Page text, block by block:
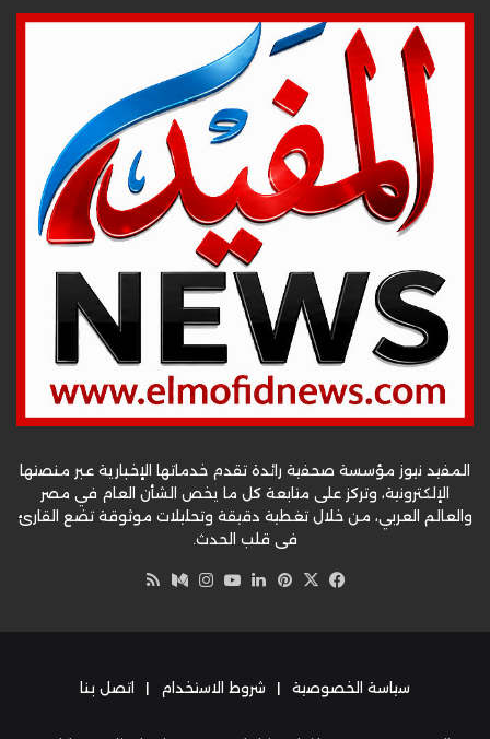
المفيد نيوز مؤسسة صحفية رائدة تقدم خدماتها الإخبارية عبر منصتها
الإلكترونية، وتركز على متابعة كل ما يخص الشأن العام في مصر
والعالم العربي، من خلال تغطية دقيقة وتحليلات موثوقة تضع القارئ
في قلب الحدث.
فيسبوك
‫X بينتيريست
لينكدإن‫YouTube
انستقرام
وسط
سياسة الخصوصية | شروط الاستخدام | اتصل بنا